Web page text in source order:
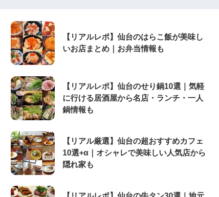
【リアルレポ】仙台のはらこ飯が美味し
いお店まとめ｜お弁当情報も
【リアルレポ】仙台のせり鍋10選｜気軽
に行ける居酒屋から名店・ランチ・一人
鍋情報も
【リアル厳選】仙台の超おすすめカフェ
10選+α｜オシャレで美味しい人気店から
隠れ家も